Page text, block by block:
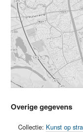
Overige gegevens
Collectie: Kunst op